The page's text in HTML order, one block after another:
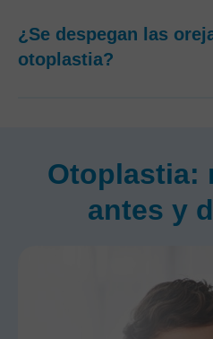
¿Se despegan las
otoplastia?
Otoplastia:
antes y